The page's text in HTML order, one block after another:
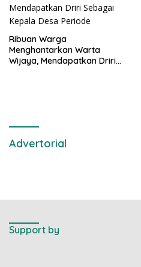
Ribuan Warga
Menghantarkan Warta
Wijaya, Mendapatkan Driri
Advertorial
Support by